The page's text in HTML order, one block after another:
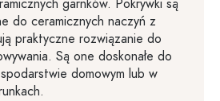
garnków. Pokrywki są
do ceramicznych naczyń z
praktyczne rozwiązanie do
Są one doskonałe do
domowym lub w